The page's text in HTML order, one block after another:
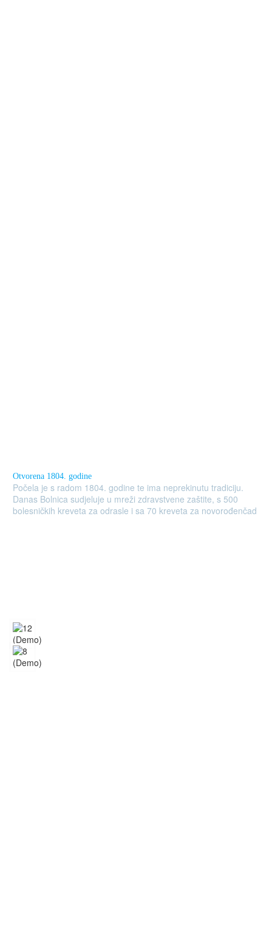
Otvorena 1804. godine
Počela je s radom 1804. godine te ima neprekinutu tradiciju.
Danas Bolnica sudjeluje u mreži zdravstvene zaštite, s 500
bolesničkih kreveta za odrasle i sa 70 kreveta za novorođenčad